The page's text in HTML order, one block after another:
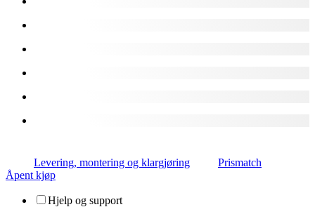
Levering, montering og klargjøring
Prismatch
Åpent kjøp
Hjelp og support